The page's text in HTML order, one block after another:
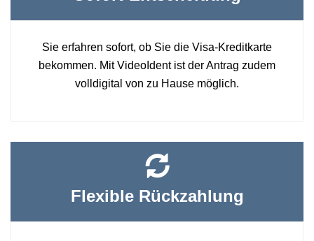
Sie erfahren sofort, ob Sie die Visa-Kreditkarte
bekommen. Mit VideoIdent ist der Antrag zudem
volldigital von zu Hause möglich.
Flexible Rückzahlung